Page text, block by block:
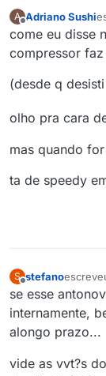
A Adriano Sushi
come eu disse
compressor
(desde q
olho pra cara
mas quando
ta de speedy
S stefano
última
se esse
internamente,
alongo prazo...
vide as vvt?s